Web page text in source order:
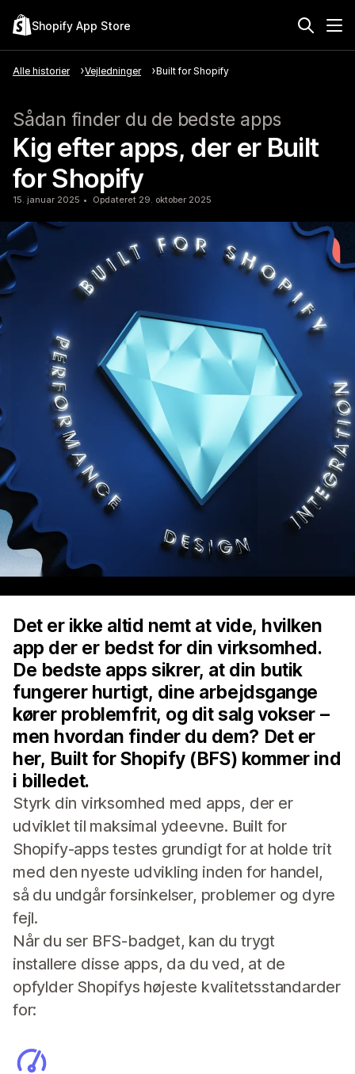
Shopify App Store
Alle historier Vejledninger Built for Shopify
Sådan finder du de bedste apps
Kig efter apps, der er Built
for Shopify
15. januar 2025 Opdateret 29. oktober 2025
Det er ikke altid nemt at vide, hvilken
app der er bedst for din virksomhed.
De bedste apps sikrer, at din butik
fungerer hurtigt, dine arbejdsgange
kører problemfrit, og dit salg vokser –
men hvordan finder du dem? Det er
her, Built for Shopify (BFS) kommer ind
i billedet.
Styrk din virksomhed med apps, der er
udviklet til maksimal ydeevne. Built for
Shopify-apps testes grundigt for at holde trit
med den nyeste udvikling inden for handel,
så du undgår forsinkelser, problemer og dyre
fejl.
Når du ser BFS-badget, kan du trygt
installere disse apps, da du ved, at de
opfylder Shopifys højeste kvalitetsstandarder
for: